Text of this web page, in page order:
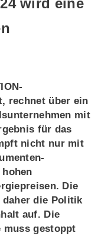
rechnet über ein
mit
für das
nicht nur mit
Die
daher die Politik
auf. Die
muss gestoppt